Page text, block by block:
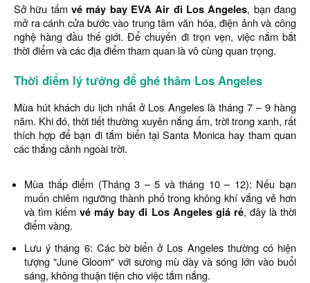
Sở hữu tấm vé máy bay EVA Air đi Los Angeles, bạn đang
mở ra cánh cửa bước vào trung tâm văn hóa, điện ảnh và công
nghệ hàng đầu thế giới. Để chuyến đi trọn vẹn, việc nắm bắt
thời điểm và các địa điểm tham quan là vô cùng quan trọng.
Thời điểm lý tưởng để ghé thăm Los Angeles
Mùa hút khách du lịch nhất ở Los Angeles là tháng 7 – 9 hàng
năm. Khi đó, thời tiết thường xuyên nắng ấm, trời trong xanh, rất
thích hợp để bạn đi tắm biển tại Santa Monica hay tham quan
các thắng cảnh ngoài trời.
Mùa thấp điểm (Tháng 3 – 5 và tháng 10 – 12): Nếu bạn
muốn chiêm ngưỡng thành phố trong không khí vắng vẻ hơn
và tìm kiếmvé máy bay đi Los Angeles giá rẻ, đây là thời
điểm vàng.
Lưu ý tháng 6: Các bờ biển ở Los Angeles thường có hiện
tượng "June Gloom" với sương mù dày và sóng lớn vào buổi
sáng, không thuận tiện cho việc tắm nắng.